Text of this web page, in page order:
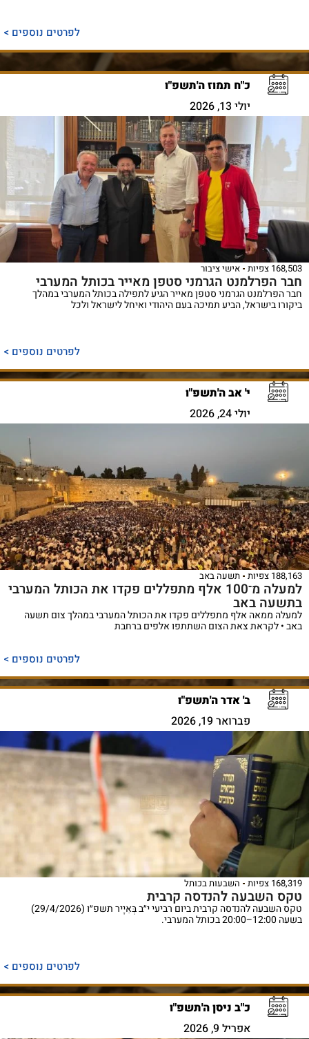
לפרטים נוספים >
כ"ח תמוז ה'תשפ"ו
יולי 13, 2026
168,503 צפיות אישי ציבור
חבר הפרלמנט הגרמני סטפן מאייר בכותל המערבי
חבר הפרלמנט הגרמני סטפן מאייר הגיע לתפילה בכותל המערבי במהלך
ביקורו בישראל, הביע תמיכה בעם היהודי ואיחל לישראל ולכל
לפרטים נוספים >
י' אב ה'תשפ"ו
יולי 24, 2026
188,163 צפיות תשעה באב
למעלה מ־100 אלף מתפללים פקדו את הכותל המערבי
בתשעה באב
למעלה ממאה אלף מתפללים פקדו את הכותל המערבי במהלך צום תשעה
באב • לקראת צאת הצום השתתפו אלפים ברחבת
לפרטים נוספים >
ב' אדר ה'תשפ"ו
פברואר 19, 2026
168,319 צפיות השבעות בכותל
טקס השבעה להנדסה קרבית
טקס השבעה להנדסה קרבית ביום רביעי י״ב בְּאִיָיר תשפ״ו (29/4/2026)
בשעה 12:00–20:00 בכותל המערבי.
לפרטים נוספים >
כ"ב ניסן ה'תשפ"ו
אפריל 9, 2026